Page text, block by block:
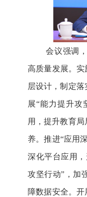
会议强调
高质量发展。实
层设计，制定
展“能力提升攻
用，提升教育
养。推进“应用
深化平台应用
攻坚行动”，加
障数据安全。开